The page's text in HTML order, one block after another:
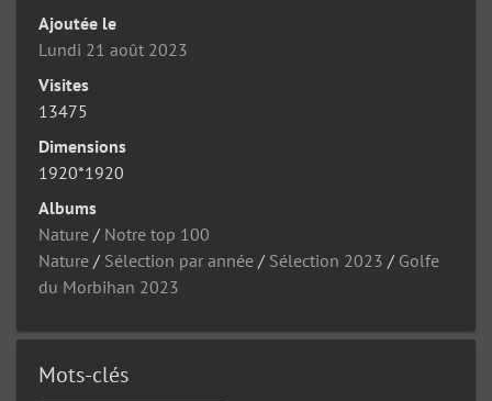
Ajoutée le
Lundi 21 août 2023
Visites
13475
Dimensions
1920*1920
Albums
Nature / Notre top 100
Nature / Sélection par année / Sélection 2023 / Golfe
du Morbihan 2023
Mots-clés